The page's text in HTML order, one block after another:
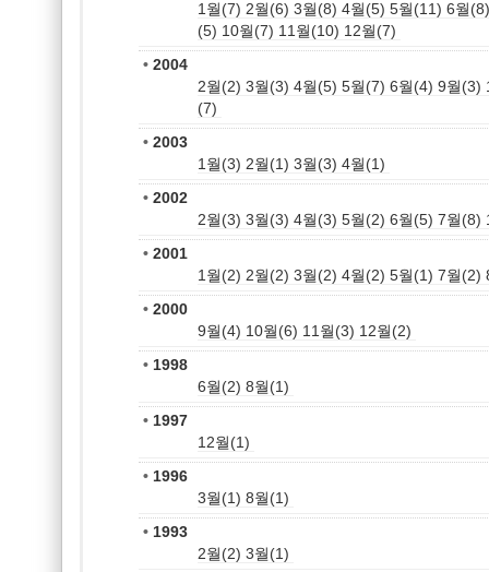
1월(7) 2월(6) 3월(8) 4월(5) 5월(11) 6월(8)
(5) 10월(7) 11월(10) 12월(7)
• 2004
2월(2) 3월(3) 4월(5) 5월(7) 6월(4) 9월(3)
(7)
• 2003
1월(3) 2월(1) 3월(3) 4월(1)
• 2002
2월(3) 3월(3) 4월(3) 5월(2) 6월(5) 7월(8)
• 2001
1월(2) 2월(2) 3월(2) 4월(2) 5월(1) 7월(2)
• 2000
9월(4) 10월(6) 11월(3) 12월(2)
• 1998
6월(2) 8월(1)
• 1997
12월(1)
• 1996
3월(1) 8월(1)
• 1993
2월(2) 3월(1)